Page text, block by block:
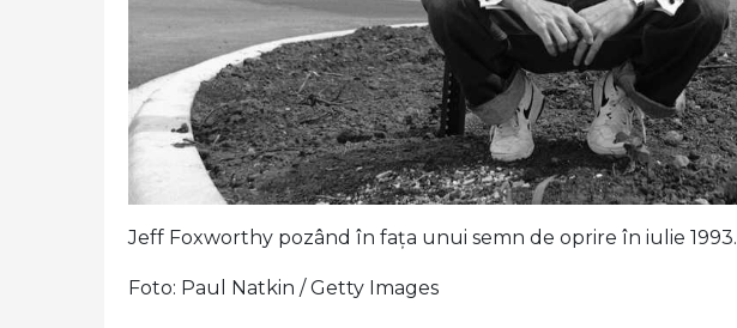
Jeff Foxworthy pozând în fața unui semn de oprire în iulie 1993.
Foto: Paul Natkin / Getty Images